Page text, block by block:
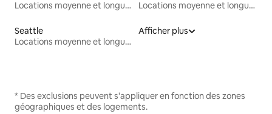
Locations moyenne et longue durée
Locations moyenne et longue durée
Seattle
Locations moyenne et longue durée
Afficher plus
* Des exclusions peuvent s'appliquer en fonction des zones
géographiques et des logements.